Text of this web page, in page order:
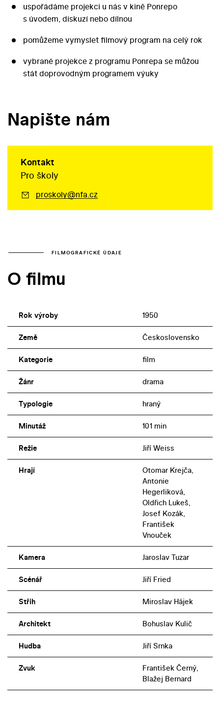
uspořádáme projekci u nás v kině Ponrepo
s úvodem, diskuzí nebo dílnou
pomůžeme vymyslet filmový program na celý rok
vybrané projekce z programu Ponrepa se můžou
stát doprovodným programem výuky
Napište nám
Kontakt
Pro školy
proskoly@nfa.cz
FILMOGRAFICKÉ ÚDAJE
O filmu
Rok výroby 1950
Země Československo
Kategorie film
Žánr drama
Typologie hraný
Minutáž 101 min
Režie Jiří Weiss
Hrají
Otomar Krejča,
Antonie
Hegerliková,
Oldřich Lukeš,
Josef Kozák,
František
Vnouček
Kamera Jaroslav Tuzar
Scénář Jiří Fried
Střih Miroslav Hájek
Architekt Bohuslav Kulič
Hudba Jiří Srnka
Zvuk
František Černý,
Blažej Bernard